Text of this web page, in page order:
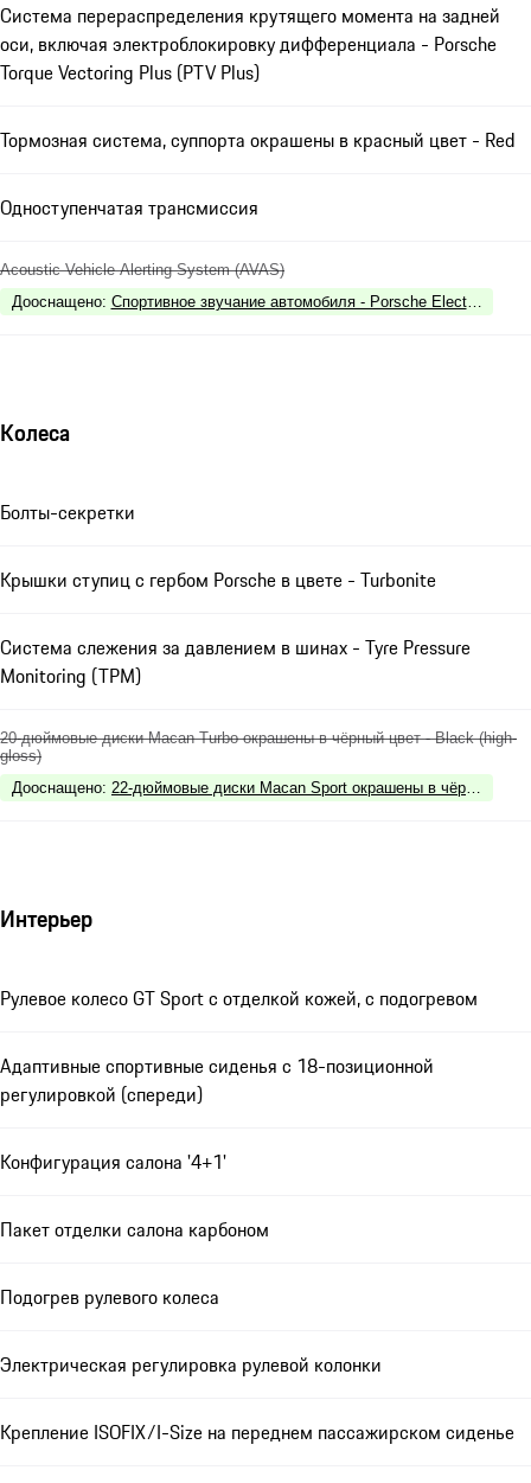
Система перераспределения крутящего момента на задней
оси, включая электроблокировку дифференциала - Porsche
Torque Vectoring Plus (PTV Plus)
Тормозная система, суппорта окрашены в красный цвет - Red
Одноступенчатая трансмиссия
Acoustic Vehicle Alerting System (AVAS)
Дооснащено: Спортивное звучание автомобиля - Porsche Electric Sport
Колеса
Болты-секретки
Крышки ступиц с гербом Porsche в цвете - Turbonite
Система слежения за давлением в шинах - Tyre Pressure
Monitoring (TPM)
20-дюймовые диски Macan Turbo окрашены в чёрный цвет - Black (high-
gloss)
Дооснащено: 22-дюймовые диски Macan Sport окрашены в чёрный
Интерьер
Рулевое колесо GT Sport с отделкой кожей, с подогревом
Адаптивные спортивные сиденья с 18-позиционной
регулировкой (спереди)
Конфигурация салона '4+1'
Пакет отделки салона карбоном
Подогрев рулевого колеса
Электрическая регулировка рулевой колонки
Крепление ISOFIX/I-Size на переднем пассажирском сиденье